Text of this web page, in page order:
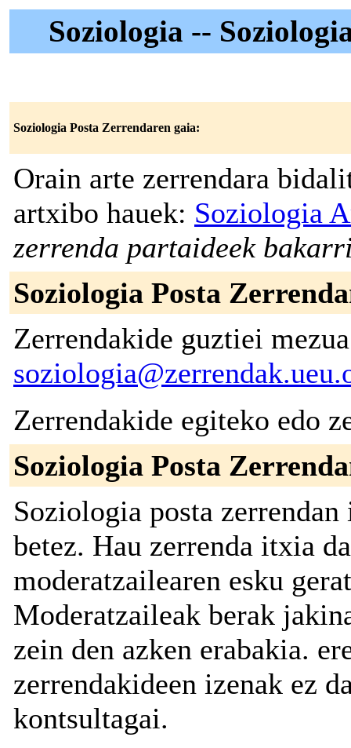
Soziologia --
Soziologia Posta Zerrendaren gaia:
Orain arte zerrendara
artxibo hauek: Soziologia
zerrenda partaideek
Soziologia Posta
Zerrendakide guztiei
Zerrendakide egiteko edo
Soziologia Posta
Soziologia posta
betez. Hau zerrenda itxia
moderatzailearen esku
Moderatzaileak berak
zein den azken erabakia.
zerrendakideen izenak ez
kontsultagai.